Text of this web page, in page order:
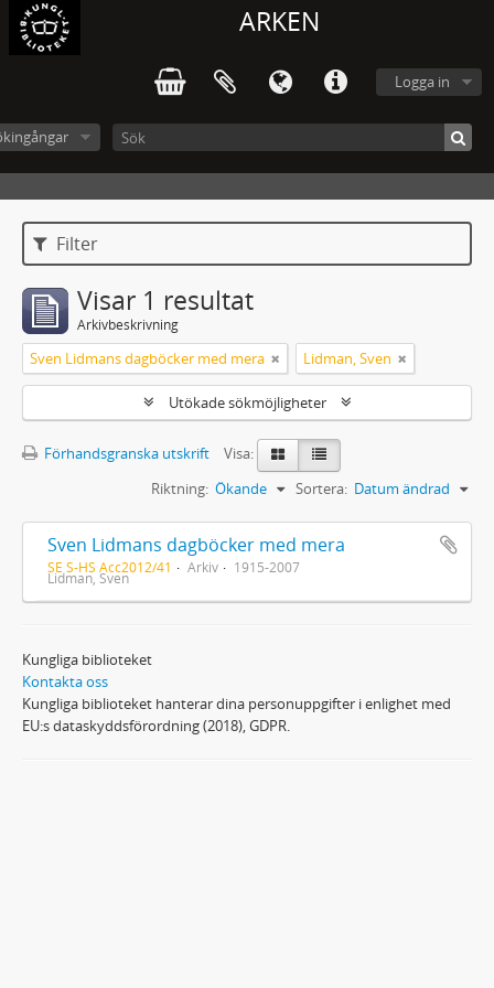
ARKEN
Logga in
Filter
Visar 1 resultat
Arkivbeskrivning
Sven Lidmans dagböcker med mera Lidman, Sven
Utökade sökmöjligheter
Förhandsgranska utskrift
Visa:
Sortera: Datum ändrad
Riktning: Ökande
Sven Lidmans dagböcker med mera
SE S-HS Acc2012/41 Arkiv 1915-2007
Lidman, Sven
Kungliga biblioteket
Kontakta oss
Kungliga biblioteket hanterar dina personuppgifter i enlighet med
EU:s dataskyddsförordning (2018), GDPR.